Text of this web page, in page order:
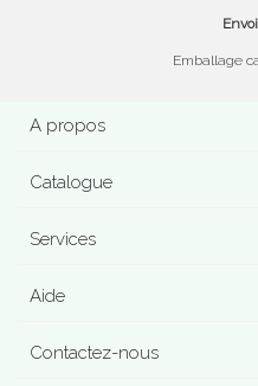
Emballage
A propos
Catalogue
Services
Aide
Contactez-nous